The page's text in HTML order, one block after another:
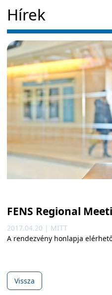
Hírek
FENS Regional
2017.04.20 | MITT
A rendezvény honlapja
Vissza